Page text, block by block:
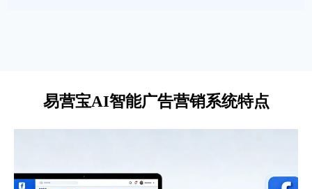
易营宝AI智能广告营销系统特点